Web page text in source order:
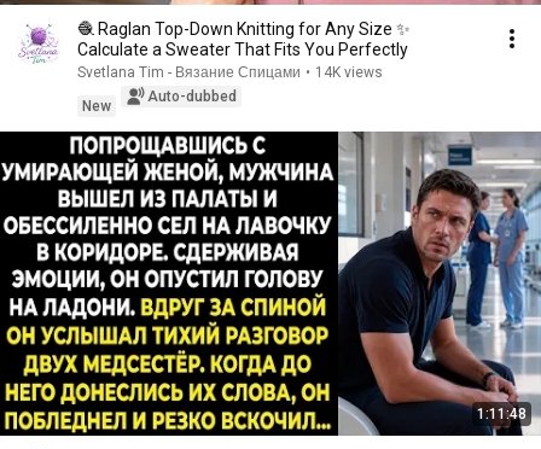
🧶 Raglan Top-Down Knitting for Any Size ✨
Calculate a Sweater That Fits You Perfectly
Svetlana Tim - Вязание Спицами • 14K views
New
Auto-dubbed
1:11:48